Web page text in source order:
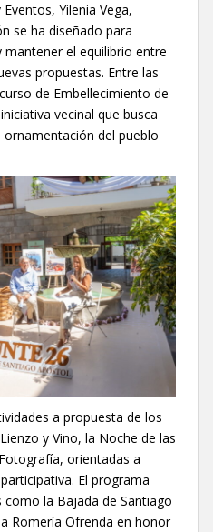
Yilenia Vega,
se ha diseñado para
el equilibrio entre
propuestas. Entre las
de Embellecimiento de
vecinal que busca
del pueblo
a propuesta de los
y Vino, la Noche de las
orientadas a
El programa
la Bajada de Santiago
Romería Ofrenda en honor